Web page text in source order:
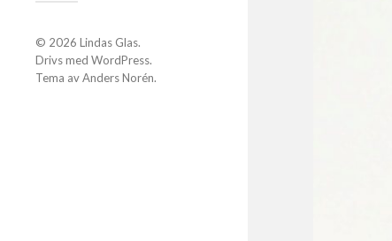
© 2026 Lindas Glas.
Drivs med WordPress.
Tema avAnders Norén.